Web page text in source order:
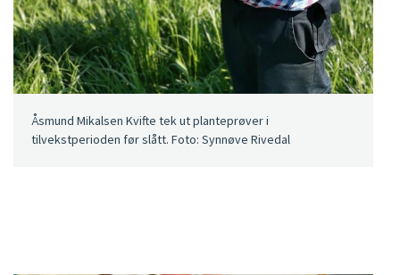
Åsmund Mikalsen Kvifte tek ut planteprøver i
tilvekstperioden før slått. Foto: Synnøve Rivedal